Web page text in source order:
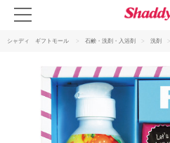
シャディ ギフトモール 石鹸・洗剤・入浴剤 洗剤